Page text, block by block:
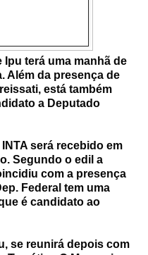
Ipu terá uma manhã de
Além da presença de
está também
a Deputado
será recebido em
Segundo o edil a
com a presença
Federal tem uma
é candidato ao
se reunirá depois com